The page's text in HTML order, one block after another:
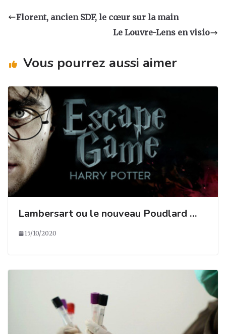
a
m
e
o
e
g
er
Florent, ancien SDF, le cœur sur la main
Le Louvre-Lens en visio
Vous pourrez aussi aimer
Lambersart ou le nouveau Poudlard …
15/10/2020